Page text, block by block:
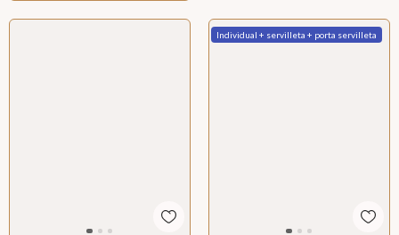
Individual + servilleta + porta servilleta